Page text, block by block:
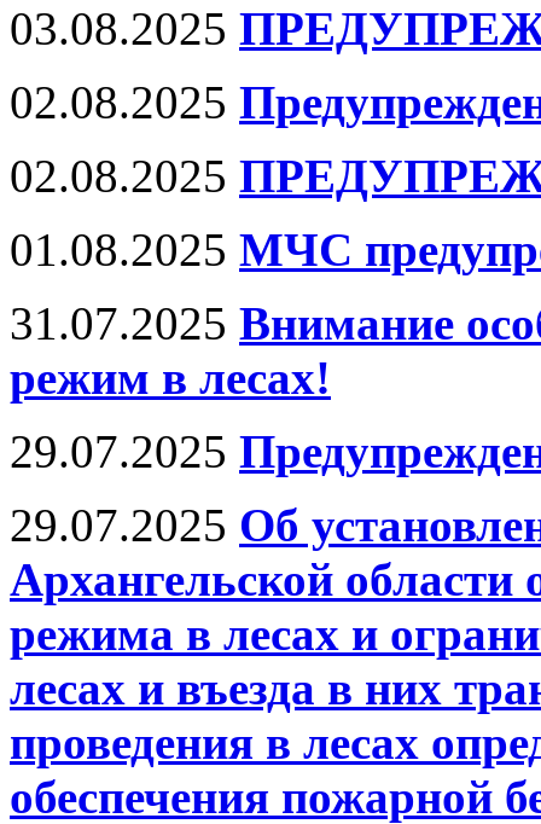
03.08.2025
02.08.2025
02.08.2025
01.08.2025 МЧС
31.07.2025 Внимание
режим в лесах!
29.07.2025
29.07.2025 Об
Архангельской области
режима в лесах и
лесах и въезда в них
проведения в лесах
обеспечения пожарной